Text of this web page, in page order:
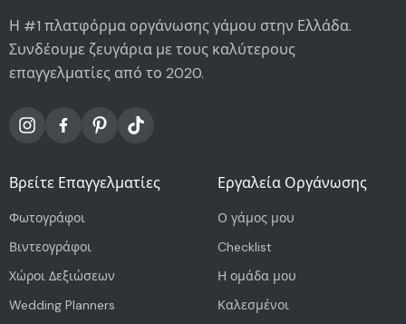
Η #1 πλατφόρμα οργάνωσης γάμου στην Ελλάδα.
Συνδέουμε ζευγάρια με τους καλύτερους
επαγγελματίες από το 2020.
Βρείτε Επαγγελματίες
Φωτογράφοι
Βιντεογράφοι
Χώροι Δεξιώσεων
Wedding Planners
Εργαλεία Οργάνωσης
Ο γάμος μου
Checklist
Η ομάδα μου
Καλεσμένοι